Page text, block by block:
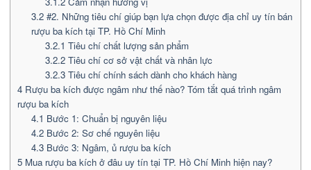
3.2#2. Những tiêu chí giúp bạn lựa chọn được địa chỉ uy tín bán
rượu ba kích tại TP. Hồ Chí Minh
3.2.1 Tiêu chí chất lượng sản phẩm
3.2.2Tiêu chí cơ sở vật chất và nhân lực
3.2.3Tiêu chí chính sách dành cho khách hàng
4 Rượu ba kích được ngâm như thế nào? Tóm tắt quá trình ngâm
rượu ba kích
4.1 Bước 1: Chuẩn bị nguyên liệu
4.2Bước 2: Sơ chế nguyên liệu
4.3Bước 3: Ngâm, ủ rượu ba kích
5 Mua rượu ba kích ở đâu uy tín tại TP. Hồ Chí Minh hiện nay?